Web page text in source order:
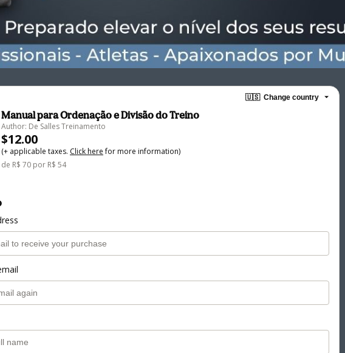
🇺🇸 Change country
Manual para Ordenação e Divisão do Treino
Author: De Salles Treinamento
$12.00
(+ applicable taxes. Click herefor more information)
de R$ 70 por R$ 54